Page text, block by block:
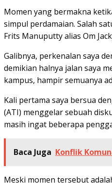
Momen yang bermakna
simpul perdamaian. Salah
Frits Manuputty alias Om
Galibnya, perkenalan saya
demikian halnya jalan saya
kampus, hampir semuanya
Kali pertama saya bersua
(ATI) menggelar sebuah
masih ingat beberapa
Baca Juga Konflik
Meski momen tersebut